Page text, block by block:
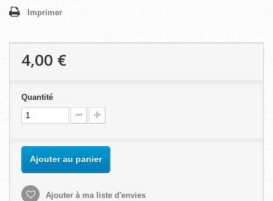
Imprimer
4,00 €
Quantité
Ajouter au panier
Ajouter à ma liste d'envies